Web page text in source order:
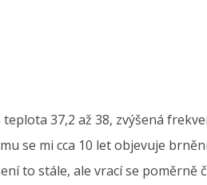
37,2 až 38, zvýšená
se mi cca 10 let objevuje
to stále, ale vrací se